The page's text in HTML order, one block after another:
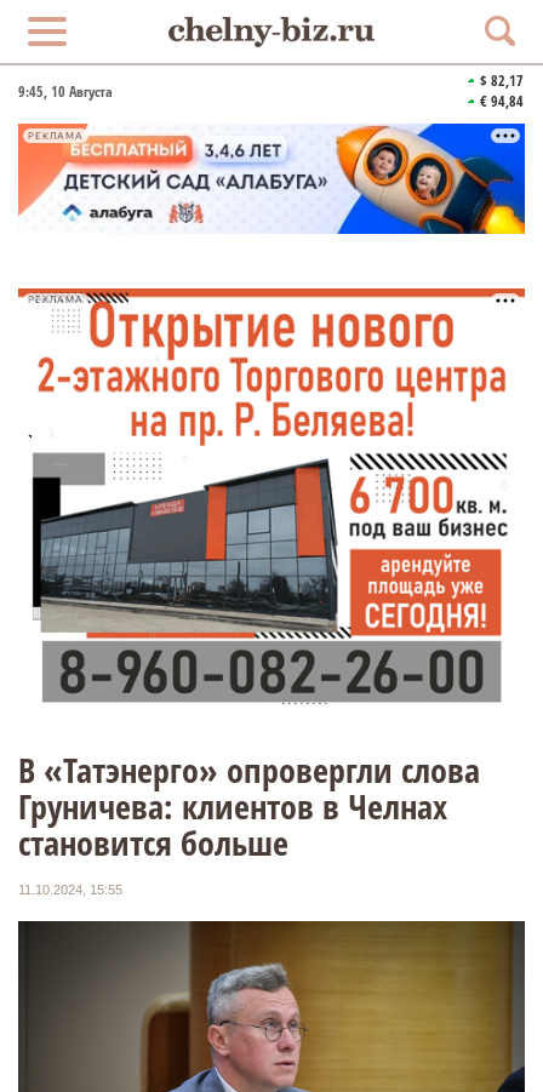
9:45, 10 Августа
$ 82,17
€ 94,84
РЕКЛАМА
РЕКЛАМА
В «Татэнерго» опровергли слова
Груничева: клиентов в Челнах
становится больше
11.10.2024, 15:55